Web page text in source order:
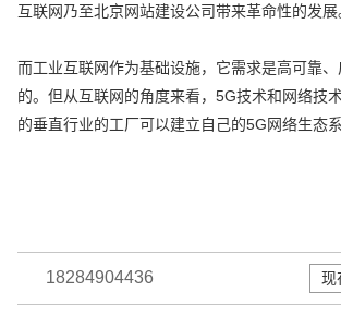
互联网乃至北京网站建设公司带来革命性的发展
而工业互联网作为基础设施，它需求是高可靠
的。但从互联网的角度来看，5G技术和网络技
的垂直行业的工厂可以建立自己的5G网络生态系
18284904436 现